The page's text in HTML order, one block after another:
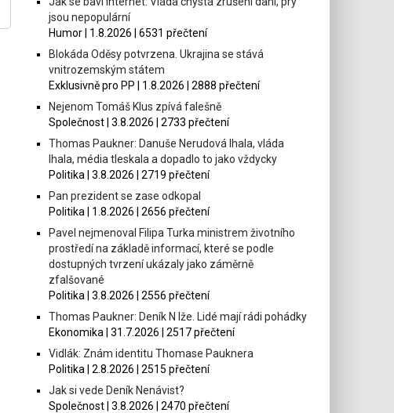
jsou nepopulární
Humor | 1.8.2026 | 6531 přečtení
Blokáda Oděsy potvrzena. Ukrajina se stává
vnitrozemským státem
Exklusivně pro PP | 1.8.2026 | 2888 přečtení
Nejenom Tomáš Klus zpívá falešně
Společnost | 3.8.2026 | 2733 přečtení
Thomas Paukner: Danuše Nerudová lhala, vláda
lhala, média tleskala a dopadlo to jako vždycky
Politika | 3.8.2026 | 2719 přečtení
Pan prezident se zase odkopal
Politika | 1.8.2026 | 2656 přečtení
Pavel nejmenoval Filipa Turka ministrem životního
prostředí na základě informací, které se podle
dostupných tvrzení ukázaly jako záměrně
zfalšované
Politika | 3.8.2026 | 2556 přečtení
Thomas Paukner: Deník N lže. Lidé mají rádi pohádky
Ekonomika | 31.7.2026 | 2517 přečtení
Vidlák: Znám identitu Thomase Pauknera
Politika | 2.8.2026 | 2515 přečtení
Jak si vede Deník Nenávist?
Společnost | 3.8.2026 | 2470 přečtení